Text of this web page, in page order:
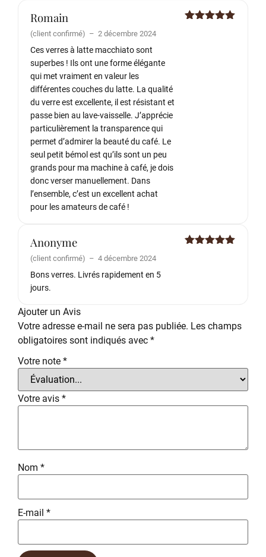
Romain
(client confirmé) – 2 décembre 2024
Ces verres à latte macchiato sont
superbes ! Ils ont une forme élégante
qui met vraiment en valeur les
différentes couches du latte. La qualité
du verre est excellente, il est résistant et
passe bien au lave-vaisselle. J’apprécie
particulièrement la transparence qui
permet d’admirer la beauté du café. Le
seul petit bémol est qu’ils sont un peu
grands pour ma machine à café, je dois
donc verser manuellement. Dans
l’ensemble, c’est un excellent achat
pour les amateurs de café !
Anonyme
(client confirmé) – 4 décembre 2024
Bons verres. Livrés rapidement en 5
jours.
Ajouter un Avis
Votre adresse e-mail ne sera pas publiée. Les champs
obligatoires sont indiqués avec *
Votre note *
Votre avis *
Nom *
E-mail *